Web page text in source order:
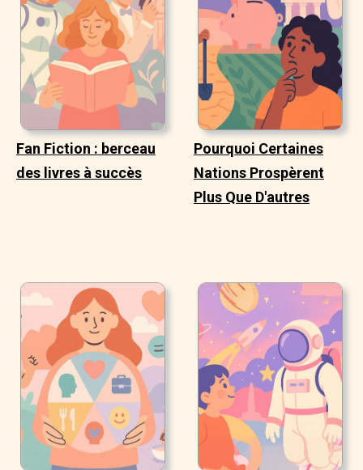
Fan Fiction : berceau
des livres à succès
Pourquoi Certaines
Nations Prospèrent
Plus Que D'autres